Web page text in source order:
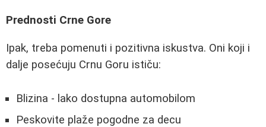
Prednosti Crne Gore
Ipak, treba pomenuti i pozitivna iskustva. Oni koji i
dalje posećuju Crnu Goru ističu:
Blizina - lako dostupna automobilom
Peskovite plaže pogodne za decu